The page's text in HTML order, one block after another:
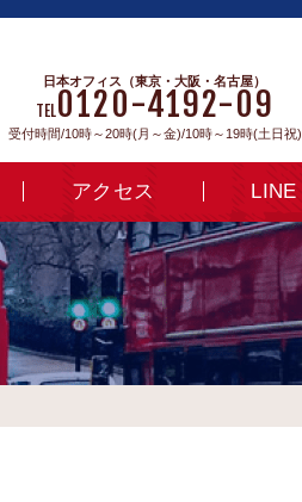
日本オフィス（東京・大阪・名古屋）
TEL0120-4192-09
受付時間/10時～20時(月～金)/10時～19時(土日祝)
アクセス LINE